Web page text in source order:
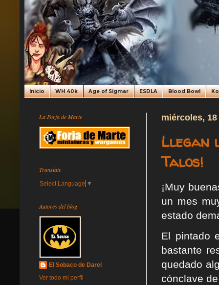
Inicio WH 40k Age of Sigmar ESDLA Blood Bowl
miércoles,
Llegan
Talos!
¡Muy
un mes
estado
El pintado
bastante
quedado
cónclave
La Forja de Marte
Translate
Select Language ▼
Autores del blog
El Sobaco de Darel
Ver todo mi perfil